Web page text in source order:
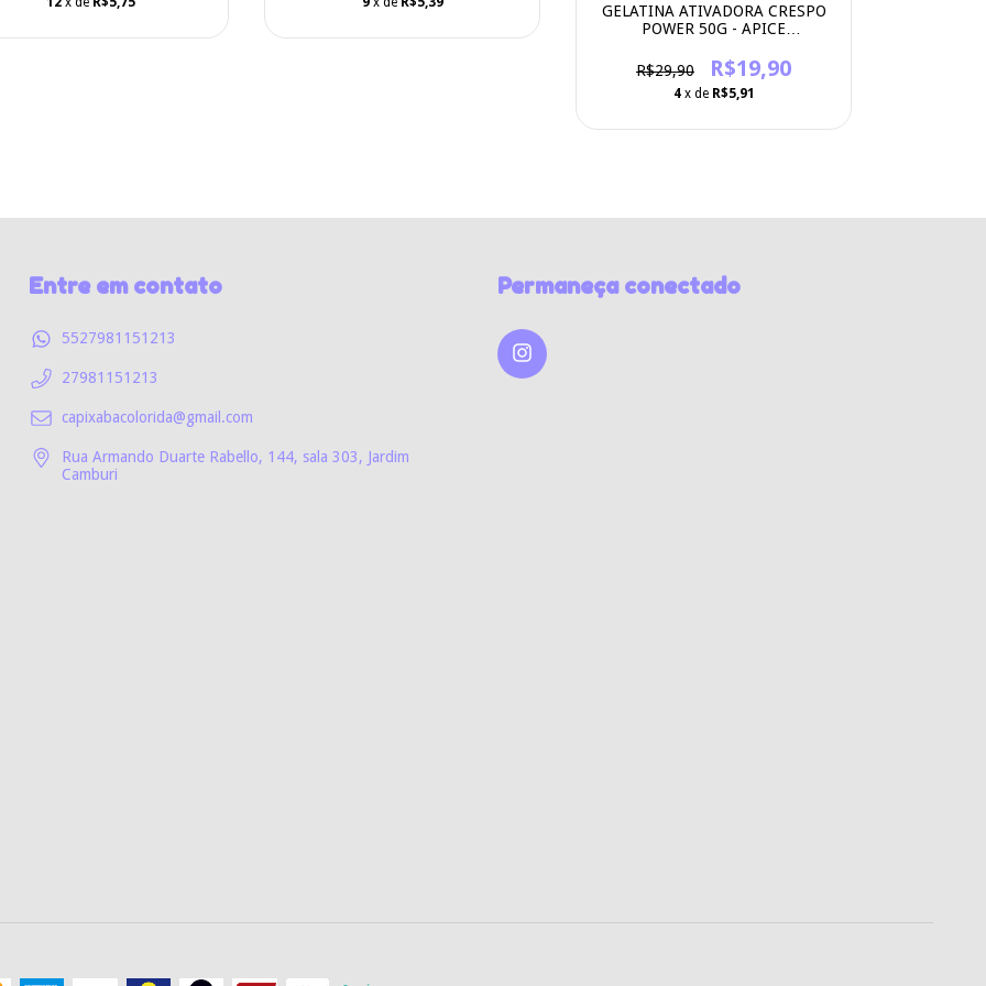
GELATINA ATIVADORA CRESPO
POWER 50G - APICE
R$29,90
R$19,90
4 x de R$5,91
Entre em contato
5527981151213
27981151213
capixabacolorida@gmail.com
Rua Armando Duarte Rabello, 144, sala 303, Jardim
Camburi
Permaneça conectado